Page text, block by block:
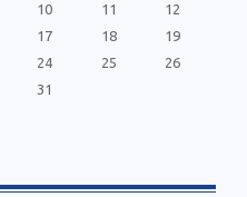
10 11
12
17 18
19
24 25
26
31